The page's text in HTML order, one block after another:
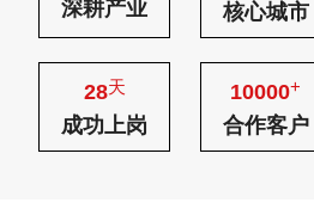
深耕产业 核心城市
28天
成功上岗
10000+
合作客户